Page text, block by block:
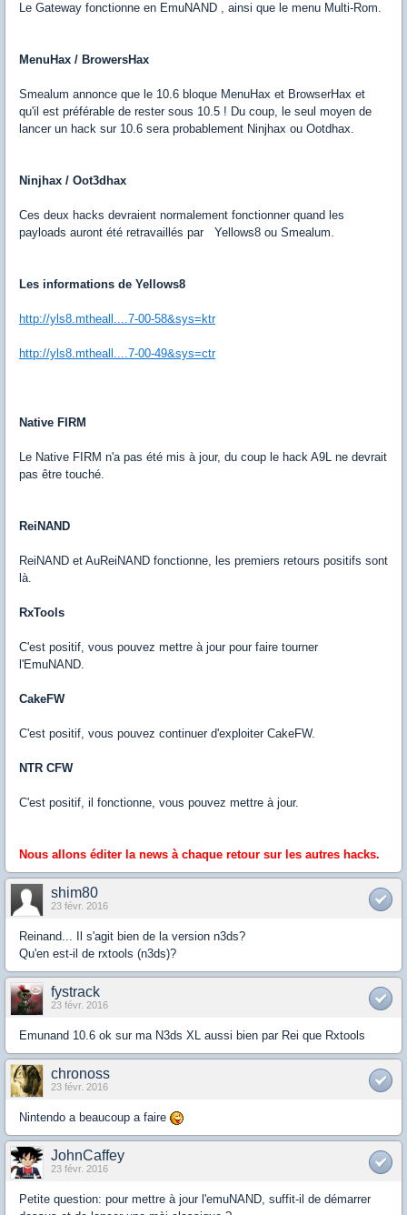
Le Gateway fonctionne en EmuNAND , ainsi que le menu Multi-Rom.
MenuHax / BrowersHax
Smealum annonce que le 10.6 bloque MenuHax et BrowserHax et
qu'il est préférable de rester sous 10.5 ! Du coup, le seul moyen de
lancer un hack sur 10.6 sera probablement Ninjhax ou Ootdhax.
Ninjhax / Oot3dhax
Ces deux hacks devraient normalement fonctionner quand les
payloads auront été retravaillés par Yellows8 ou Smealum.
Les informations de Yellows8
http://yls8.mtheall....7-00-58&sys=ktr
http://yls8.mtheall....7-00-49&sys=ctr
Native FIRM
Le Native FIRM n'a pas été mis à jour, du coup le hack A9L ne devrait
pas être touché.
ReiNAND
ReiNAND et AuReiNAND fonctionne, les premiers retours positifs sont
là.
RxTools
C'est positif, vous pouvez mettre à jour pour faire tourner
l'EmuNAND.
CakeFW
C'est positif, vous pouvez continuer d'exploiter CakeFW.
NTR CFW
C'est positif, il fonctionne, vous pouvez mettre à jour.
Nous allons éditer la news à chaque retour sur les autres hacks.
shim80
23 févr. 2016
Reinand... Il s'agit bien de la version n3ds?
Qu'en est-il de rxtools (n3ds)?
fystrack
23 févr. 2016
Emunand 10.6 ok sur ma N3ds XL aussi bien par Rei que Rxtools
chronoss
23 févr. 2016
Nintendo a beaucoup a faire
JohnCaffey
23 févr. 2016
Petite question: pour mettre à jour l'emuNAND, suffit-il de démarrer